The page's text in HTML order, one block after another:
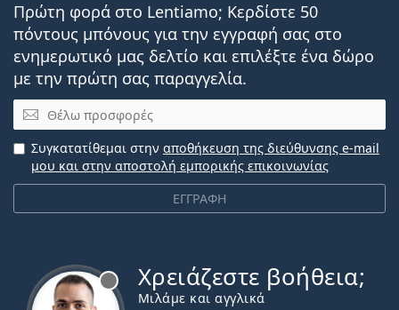
Πρώτη φορά στο Lentiamo; Κερδίστε 50
πόντους μπόνους για την εγγραφή σας στο
ενημερωτικό μας δελτίο και επιλέξτε ένα δώρο
με την πρώτη σας παραγγελία.
Email
ΕΓΓΡΑΦΗ
Συγκατατίθεμαι στην αποθήκευση της διεύθυνσης e-mail
μου και στην αποστολή εμπορικής επικοινωνίας
Χρειάζεστε βοήθεια;
Μιλάμε και αγγλικά